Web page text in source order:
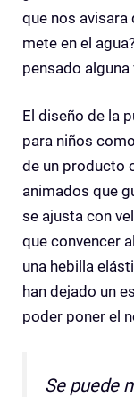
que nos avisara
mete en el
pensado alguna
El diseño de la
para niños
de un producto
animados que
se ajusta con
que convencer
una hebilla
han dejado un
poder poner el
Se puede